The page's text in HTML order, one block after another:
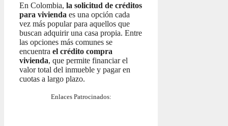
En Colombia, la solicitud de créditos
para vivienda es una opción cada
vez más popular para aquellos que
buscan adquirir una casa propia. Entre
las opciones más comunes se
encuentra el crédito compra
vivienda, que permite financiar el
valor total del inmueble y pagar en
cuotas a largo plazo.
Enlaces Patrocinados: